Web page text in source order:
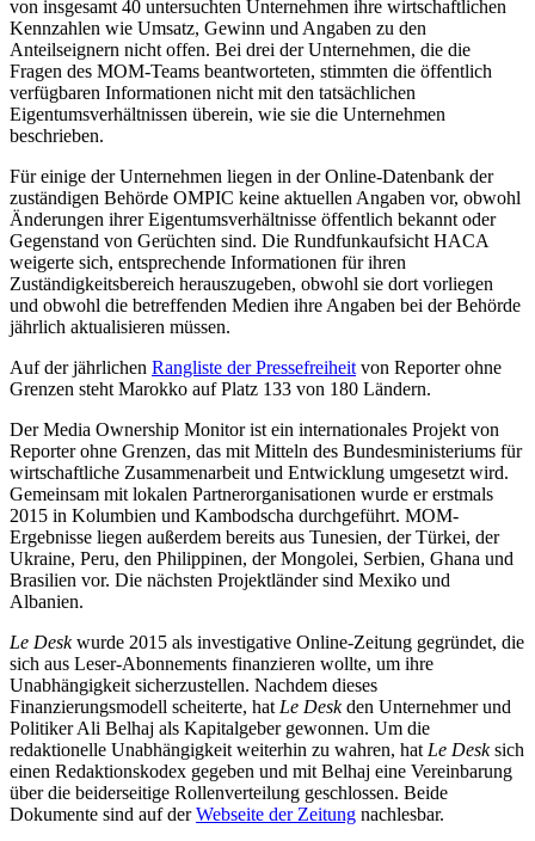
von insgesamt 40 untersuchten Unternehmen ihre wirtschaftlichen
Kennzahlen wie Umsatz, Gewinn und Angaben zu den
Anteilseignern nicht offen. Bei drei der Unternehmen, die die
Fragen des MOM-Teams beantworteten, stimmten die öffentlich
verfügbaren Informationen nicht mit den tatsächlichen
Eigentumsverhältnissen überein, wie sie die Unternehmen
beschrieben.
Für einige der Unternehmen liegen in der Online-Datenbank der
zuständigen Behörde OMPIC keine aktuellen Angaben vor, obwohl
Änderungen ihrer Eigentumsverhältnisse öffentlich bekannt oder
Gegenstand von Gerüchten sind. Die Rundfunkaufsicht HACA
weigerte sich, entsprechende Informationen für ihren
Zuständigkeitsbereich herauszugeben, obwohl sie dort vorliegen
und obwohl die betreffenden Medien ihre Angaben bei der Behörde
jährlich aktualisieren müssen.
Auf der jährlichen Rangliste der Pressefreiheit von Reporter ohne
Grenzen steht Marokko auf Platz 133 von 180 Ländern.
Der Media Ownership Monitor ist ein internationales Projekt von
Reporter ohne Grenzen, das mit Mitteln des Bundesministeriums für
wirtschaftliche Zusammenarbeit und Entwicklung umgesetzt wird.
Gemeinsam mit lokalen Partnerorganisationen wurde er erstmals
2015 in Kolumbien und Kambodscha durchgeführt. MOM-
Ergebnisse liegen außerdem bereits aus Tunesien, der Türkei, der
Ukraine, Peru, den Philippinen, der Mongolei, Serbien, Ghana und
Brasilien vor. Die nächsten Projektländer sind Mexiko und
Albanien.
Le Deskwurde 2015 als investigative Online-Zeitung gegründet, die
sich aus Leser-Abonnements finanzieren wollte, um ihre
Unabhängigkeit sicherzustellen. Nachdem dieses
Finanzierungsmodell scheiterte, hat Le Deskden Unternehmer und
Politiker Ali Belhaj als Kapitalgeber gewonnen. Um die
redaktionelle Unabhängigkeit weiterhin zu wahren, hat Le Desksich
einen Redaktionskodex gegeben und mit Belhaj eine Vereinbarung
über die beiderseitige Rollenverteilung geschlossen. Beide
Dokumente sind auf derWebseite der Zeitung nachlesbar.